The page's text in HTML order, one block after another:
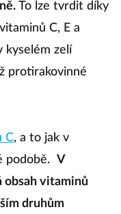
To lze tvrdit díky
C, E a
kyselém zelí
protirakovinné
C, a to jak v
podobě. V
obsah vitaminů
druhům